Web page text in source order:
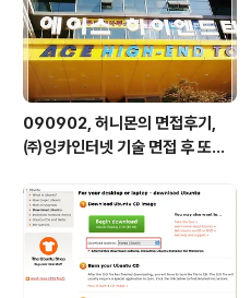
090902, 허니몬의 면접후기,
㈜잉카인터넷 기술 면접 후 또한
업!!